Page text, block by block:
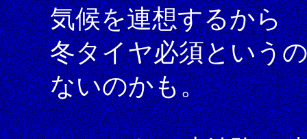
気候を連想するから
冬タイヤ必須という
ないのかも。